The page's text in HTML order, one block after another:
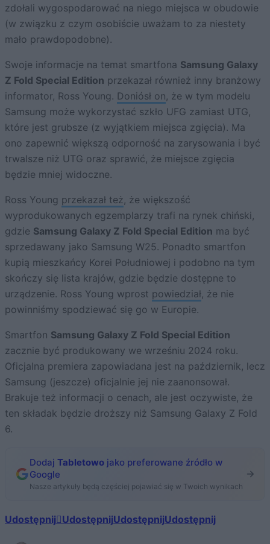
zdołali wygospodarować na niego miejsca w obudowie
(w związku z czym osobiście uważam to za niestety
mało prawdopodobne).
Swoje informacje na temat smartfona Samsung Galaxy
Z Fold Special Edition przekazał również inny branżowy
informator, Ross Young. Doniósł on, że w tym modelu
Samsung może wykorzystać szkło UFG zamiast UTG,
które jest grubsze (z wyjątkiem miejsca zgięcia). Ma
ono zapewnić większą odporność na zarysowania i być
trwalsze niż UTG oraz sprawić, że miejsce zgięcia
będzie mniej widoczne.
Ross Young przekazał też , że większość
wyprodukowanych egzemplarzy trafi na rynek chiński,
gdzie Samsung Galaxy Z Fold Special Edition ma być
sprzedawany jako Samsung W25. Ponadto smartfon
kupią mieszkańcy Korei Południowej i podobno na tym
skończy się lista krajów, gdzie będzie dostępne to
urządzenie. Ross Young wprost powiedział, że nie
powinniśmy spodziewać się go w Europie.
Smartfon Samsung Galaxy Z Fold Special Edition
zacznie być produkowany we wrześniu 2024 roku.
Oficjalna premiera zapowiadana jest na październik, lecz
Samsung (jeszcze) oficjalnie jej nie zaanonsował.
Brakuje też informacji o cenach, ale jest oczywiste, że
ten składak będzie droższy niż Samsung Galaxy Z Fold
6.
Dodaj Tabletowo jako preferowane źródło w
Google
Nasze artykuły będą częściej pojawiać się w Twoich wynikach
Udostępnij UdostępnijUdostępnijUdostępnij